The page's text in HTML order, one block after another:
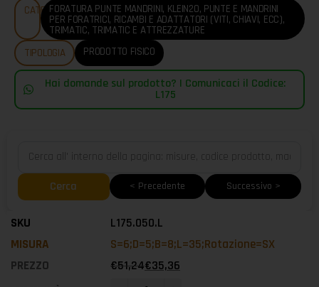
CATEGORIEFORATURA PUNTE MANDRINI, KLEIN20, PUNTE E MANDRINI
PER FORATRICI, RICAMBI E ADATTATORI (VITI, CHIAVI, ECC),
TRIMATIC, TRIMATIC E ATTREZZATURE
TIPOLOGIA
PRODOTTO FISICO
Hai domande sul prodotto? | Comunicaci il Codice:
L175
Cerca < Precedente Successivo >
L175.050.L
S=6;D=5;B=8;L=35;Rotazione=SX
€51,24€35,36